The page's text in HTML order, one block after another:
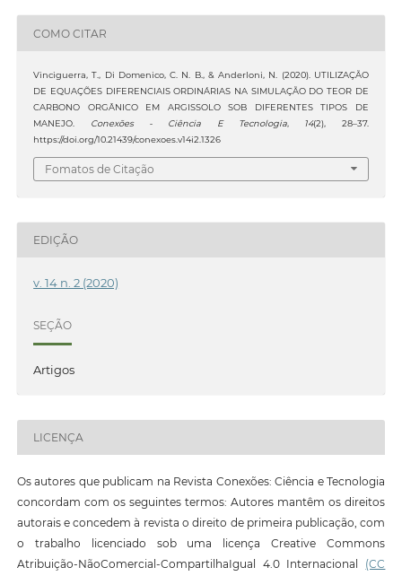
COMO CITAR
Vinciguerra, T., Di Domenico, C. N. B., & Anderloni, N. (2020). UTILIZAÇÃO
DE EQUAÇÕES DIFERENCIAIS ORDINÁRIAS NA SIMULAÇÃO DO TEOR DE
CARBONO ORGÂNICO EM ARGISSOLO SOB DIFERENTES TIPOS DE
MANEJO.
Conexões - Ciência E Tecnologia, 14(2), 28–37.
https://doi.org/10.21439/conexoes.v14i2.1326
Fomatos de Citação
EDIÇÃO
v. 14 n. 2 (2020)
SEÇÃO
Artigos
LICENÇA
Os autores que publicam na Revista Conexões: Ciência e Tecnologia
concordam com os seguintes termos: Autores mantêm os direitos
autorais e concedem à revista o direito de primeira publicação, com
o trabalho licenciado sob uma licença Creative Commons
Atribuição-NãoComercial-CompartilhaIgual 4.0 Internacional (CC